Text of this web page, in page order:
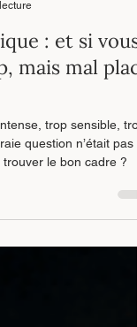
: et si vous
mais mal
trop sensible,
le bon cadre ?